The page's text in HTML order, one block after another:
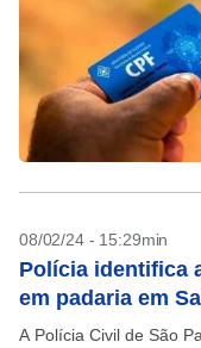
08/02/24 - 15:29min
Polícia identifica
em padaria em
A Polícia Civil de São